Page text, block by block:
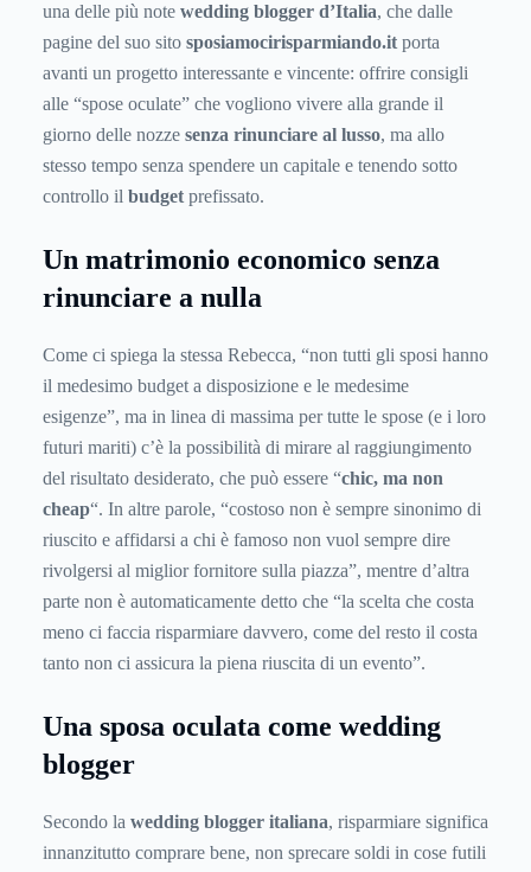
una delle più note wedding blogger d’Italia, che dalle
pagine del suo sito sposiamocirisparmiando.it porta
avanti un progetto interessante e vincente: offrire consigli
alle “spose oculate” che vogliono vivere alla grande il
giorno delle nozze senza rinunciare al lusso, ma allo
stesso tempo senza spendere un capitale e tenendo sotto
controllo il budget prefissato.
Un matrimonio economico senza
rinunciare a nulla
Come ci spiega la stessa Rebecca, “non tutti gli sposi hanno
il medesimo budget a disposizione e le medesime
esigenze”, ma in linea di massima per tutte le spose (e i loro
futuri mariti) c’è la possibilità di mirare al raggiungimento
del risultato desiderato, che può essere “chic, ma non
cheap“. In altre parole, “costoso non è sempre sinonimo di
riuscito e affidarsi a chi è famoso non vuol sempre dire
rivolgersi al miglior fornitore sulla piazza”, mentre d’altra
parte non è automaticamente detto che “la scelta che costa
meno ci faccia risparmiare davvero, come del resto il costa
tanto non ci assicura la piena riuscita di un evento”.
Una sposa oculata come wedding
blogger
Secondo la wedding blogger italiana, risparmiare significa
innanzitutto comprare bene, non sprecare soldi in cose futili